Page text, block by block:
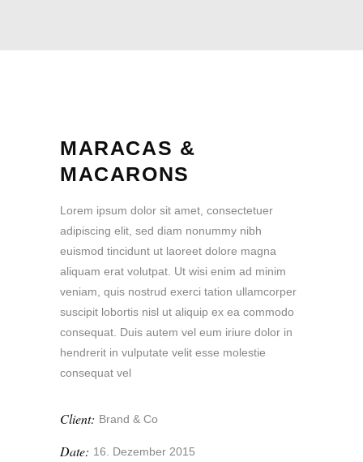
MARACAS &
MACARONS
Lorem ipsum dolor sit amet, consectetuer
adipiscing elit, sed diam nonummy nibh
euismod tincidunt ut laoreet dolore magna
aliquam erat volutpat. Ut wisi enim ad minim
veniam, quis nostrud exerci tation ullamcorper
suscipit lobortis nisl ut aliquip ex ea commodo
consequat. Duis autem vel eum iriure dolor in
hendrerit in vulputate velit esse molestie
consequat vel
Client: Brand & Co
Date: 16. Dezember 2015